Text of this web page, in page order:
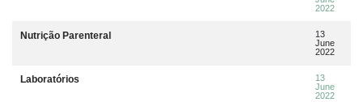
2022
Nutrição Parenteral
13
June
2022
Laboratórios
13
June
2022